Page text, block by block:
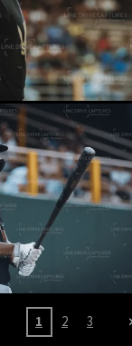
1 2 3